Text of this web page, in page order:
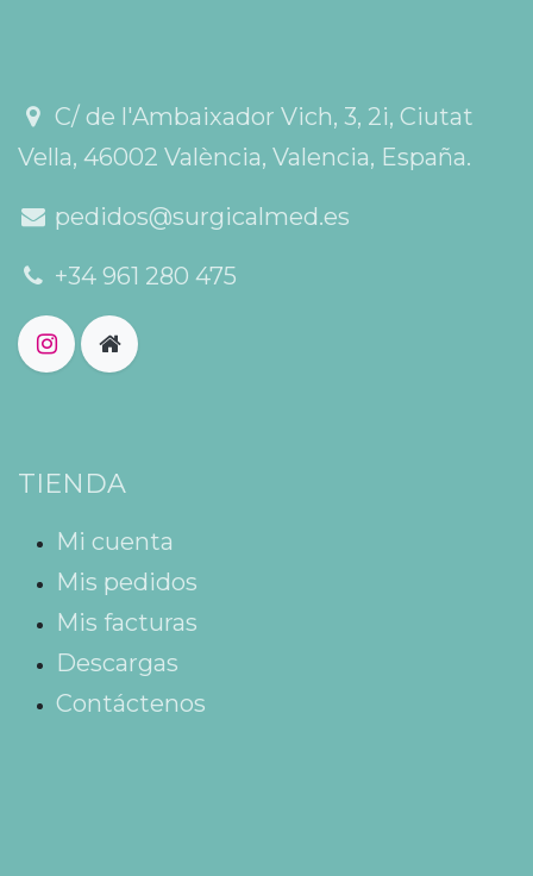
C/ de l'Ambaixador Vich, 3, 2i, Ciutat
Vella, 46002 València, Valencia, España.
pedidos@surgicalmed.es
+34 961 280 475
TIENDA
Mi cuenta
Mis pedidos
Mis facturas
Descargas
Contáctenos